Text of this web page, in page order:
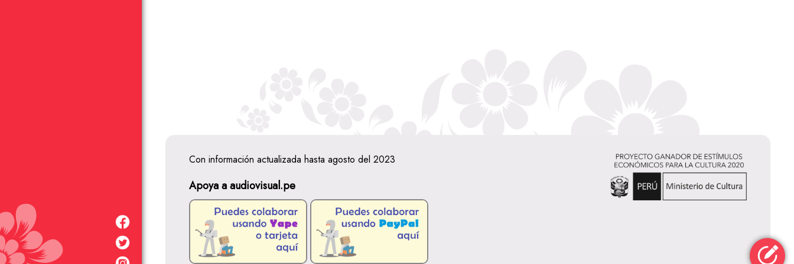
Con información actualizada hasta agosto del 2023
Apoya a audiovisual.pe